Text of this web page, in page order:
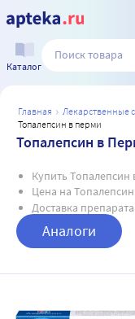
Каталог
главная лекарственные
топалепсин в перми
Топалепсин в
Купить
Цена на
Доставка
Аналоги